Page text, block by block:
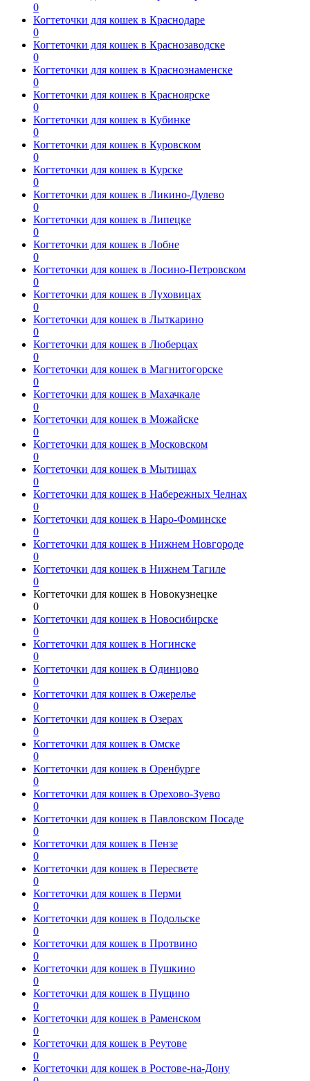
0
Когтеточки для кошек в Краснодаре
0
Когтеточки для кошек в Краснозаводске
0
Когтеточки для кошек в Краснознаменске
0
Когтеточки для кошек в Красноярске
0
Когтеточки для кошек в Кубинке
0
Когтеточки для кошек в Куровском
0
Когтеточки для кошек в Курске
0
Когтеточки для кошек в Ликино-Дулево
0
Когтеточки для кошек в Липецке
0
Когтеточки для кошек в Лобне
0
Когтеточки для кошек в Лосино-Петровском
0
Когтеточки для кошек в Луховицах
0
Когтеточки для кошек в Лыткарино
0
Когтеточки для кошек в Люберцах
0
Когтеточки для кошек в Магнитогорске
0
Когтеточки для кошек в Махачкале
0
Когтеточки для кошек в Можайске
0
Когтеточки для кошек в Московском
0
Когтеточки для кошек в Мытищах
0
Когтеточки для кошек в Набережных Челнах
0
Когтеточки для кошек в Наро-Фоминске
0
Когтеточки для кошек в Нижнем Новгороде
0
Когтеточки для кошек в Нижнем Тагиле
0
Когтеточки для кошек в Новокузнецке
0
Когтеточки для кошек в Новосибирске
0
Когтеточки для кошек в Ногинске
0
Когтеточки для кошек в Одинцово
0
Когтеточки для кошек в Ожерелье
0
Когтеточки для кошек в Озерах
0
Когтеточки для кошек в Омске
0
Когтеточки для кошек в Оренбурге
0
Когтеточки для кошек в Орехово-Зуево
0
Когтеточки для кошек в Павловском Посаде
0
Когтеточки для кошек в Пензе
0
Когтеточки для кошек в Пересвете
0
Когтеточки для кошек в Перми
0
Когтеточки для кошек в Подольске
0
Когтеточки для кошек в Протвино
0
Когтеточки для кошек в Пушкино
0
Когтеточки для кошек в Пущино
0
Когтеточки для кошек в Раменском
0
Когтеточки для кошек в Реутове
0
Когтеточки для кошек в Ростове-на-Дону